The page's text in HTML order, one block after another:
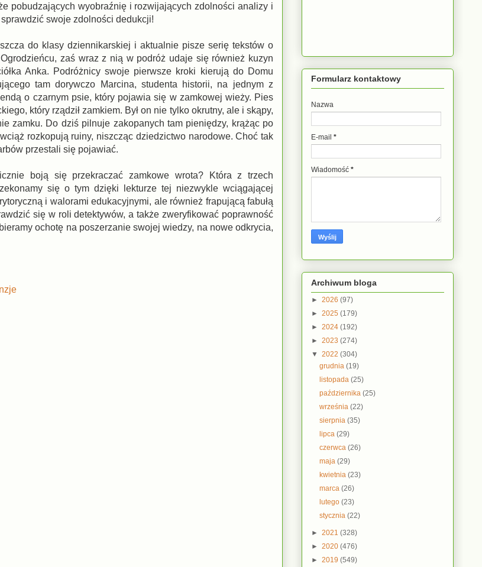
pobudzających wyobraźnię i rozwijających zdolności analizy i
swoje zdolności dedukcji!
do klasy dziennikarskiej i aktualnie pisze serię tekstów o
zaś wraz z nią w podróż udaje się również kuzyn
Anka. Podróżnicy swoje pierwsze kroki kierują do Domu
tam dorywczo Marcina, studenta historii, na jednym z
o czarnym psie, który pojawia się w zamkowej wieży. Pies
który rządził zamkiem. Był on nie tylko okrutny, ale i skąpy,
zamku. Do dziś pilnuje zakopanych tam pieniędzy, krążąc po
rozkopują ruiny, niszcząc dziedzictwo narodowe. Choć tak
przestali się pojawiać.
boją się przekraczać zamkowe wrota? Która z trzech
się o tym dzięki lekturze tej niezwykle wciągającej
i walorami edukacyjnymi, ale również frapującą fabułą
się w roli detektywów, a także zweryfikować poprawność
ochotę na poszerzanie swojej wiedzy, na nowe odkrycia,
Formularz kontaktowy
Nazwa
E-mail *
Wiadomość *
Archiwum bloga
► 2026 (97)
► 2025 (179)
► 2024 (192)
► 2023 (274)
▼ 2022 (304)
grudnia(19)
listopada(25)
października(25)
września(22)
sierpnia(35)
lipca(29)
czerwca(26)
maja(29)
kwietnia(23)
marca(26)
lutego(23)
stycznia(22)
► 2021 (328)
► 2020 (476)
► 2019 (549)